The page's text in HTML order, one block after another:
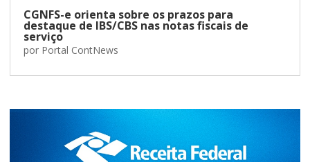
CGNFS-e orienta sobre os prazos para
destaque de IBS/CBS nas notas fiscais de
serviço
por Portal ContNews